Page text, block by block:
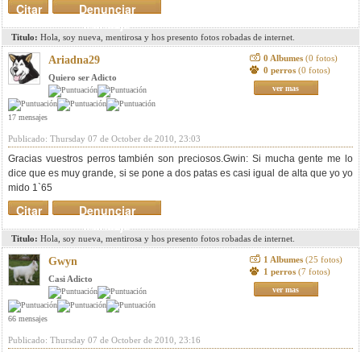
Denunciar
mensaje
Citar
Titulo: Hola, soy nueva, mentirosa y hos presento fotos robadas de internet.
Ariadna29
Quiero ser Adicto
17 mensajes
0 Albumes (0 fotos)
0 perros (0 fotos)
ver mas
Publicado: Thursday 07 de October de 2010, 23:03
Gracias vuestros perros también son preciosos.Gwin: Si mucha gente me lo
dice que es muy grande, si se pone a dos patas es casi igual de alta que yo yo
mido 1`65
Denunciar
mensaje
Citar
Titulo: Hola, soy nueva, mentirosa y hos presento fotos robadas de internet.
Gwyn
Casi Adicto
66 mensajes
1 Albumes (25 fotos)
1 perros (7 fotos)
ver mas
Publicado: Thursday 07 de October de 2010, 23:16